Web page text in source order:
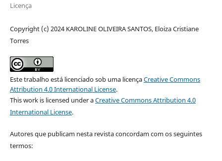
Licença
Copyright (c) 2024 KAROLINE OLIVEIRA SANTOS, Eloiza Cristiane
Torres
Este trabalho está licenciado sob uma licençaCreative Commons
Attribution 4.0 International License.
This work is licensed under aCreative Commons Attribution 4.0
International License.
Autores que publicam nesta revista concordam com os seguintes
termos: